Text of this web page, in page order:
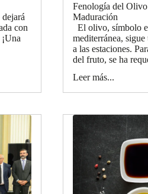
con
Fenología del
Maduración
El olivo, símbolo
mediterránea,
a las estaciones.
del fruto, se ha
Leer más...